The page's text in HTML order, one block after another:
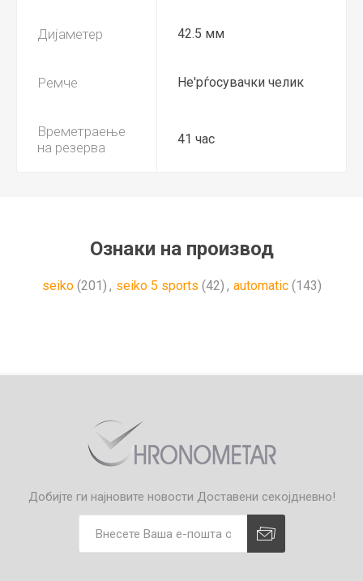
Дијаметер 42.5 мм
Ремче Не'рѓосувачки челик
Времетраење
на резерва
41 час
Ознаки на производ
seiko (201) , seiko 5 sports (42) , automatic (143)
Добијте ги најновите новости Доставени секојдневно!